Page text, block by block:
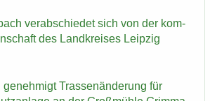
ver­ab­schie­det sich von der kom­
des Land­krei­ses Leip­zig
ge­neh­migt Tras­sen­än­de­rung für